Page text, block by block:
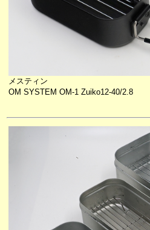
メスティン
OM SYSTEM OM-1 Zuiko12-40/2.8